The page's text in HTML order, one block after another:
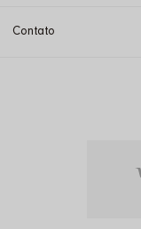
Contato